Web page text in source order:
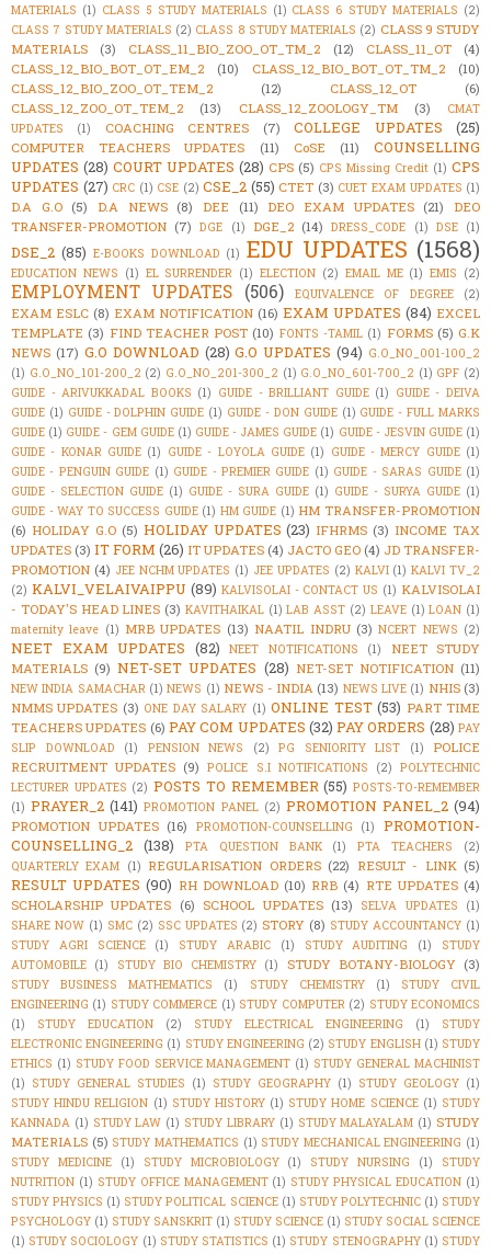
MATERIALS (1) CLASS 5 STUDY MATERIALS (1) CLASS 6 STUDY MATERIALS (2)
CLASS 7 STUDY MATERIALS (2) CLASS 8 STUDY MATERIALS (2) CLASS 9 STUDY
MATERIALS
(3) CLASS_11_BIO_ZOO_OT_TM_2 (12) CLASS_11_OT
(4)
CLASS_12_BIO_BOT_OT_EM_2
(10) CLASS_12_BIO_BOT_OT_TM_2
(10)
CLASS_12_BIO_ZOO_OT_TEM_2
(12) CLASS_12_OT
(6)
CLASS_12_ZOO_OT_TEM_2
(13) CLASS_12_ZOOLOGY_TM (3)
CMAT
UPDATES
(1) COACHING CENTRES (7) COLLEGE UPDATES (25)
COMPUTER TEACHERS UPDATES (11) CoSE (11)
COUNSELLING
UPDATES (28) COURT UPDATES (28) CPS (5) CPS Missing Credit (1) CPS
UPDATES (27) CRC (1) CSE (2) CSE_2 (55) CTET (3) CUET EXAM UPDATES (1)
D.A G.O (5) D.A NEWS (8) DEE (11) DEO EXAM UPDATES (21)
DEO
TRANSFER-PROMOTION (7) DGE (1) DGE_2 (14) DRESS_CODE (1) DSE (1)
DSE_2 (85) E-BOOKS DOWNLOAD (1) EDU UPDATES (1568)
EDUCATION NEWS (1) EL SURRENDER (1) ELECTION (2) EMAIL ME (1) EMIS (2)
EMPLOYMENT UPDATES (506) EQUIVALENCE OF DEGREE (2)
EXAM ESLC (8) EXAM NOTIFICATION (16) EXAM UPDATES (84) EXCEL
TEMPLATE (3) FIND TEACHER POST (10) FONTS -TAMIL (1) FORMS (5) G.K
NEWS (17) G.O DOWNLOAD (28) G.O UPDATES (94) G.O_NO_001-100_2
(1) G.O_NO_101-200_2 (2) G.O_NO_201-300_2 (1) G.O_NO_601-700_2 (1) GPF (2)
GUIDE - ARIVUKKADAL BOOKS (1) GUIDE - BRILLIANT GUIDE (1) GUIDE - DEIVA
GUIDE (1) GUIDE - DOLPHIN GUIDE (1) GUIDE - DON GUIDE (1) GUIDE - FULL MARKS
GUIDE (1) GUIDE - GEM GUIDE (1) GUIDE - JAMES GUIDE (1) GUIDE - JESVIN GUIDE (1)
GUIDE - KONAR GUIDE (1) GUIDE - LOYOLA GUIDE (1) GUIDE - MERCY GUIDE (1)
GUIDE - PENGUIN GUIDE (1) GUIDE - PREMIER GUIDE (1) GUIDE - SARAS GUIDE (1)
GUIDE - SELECTION GUIDE (1) GUIDE - SURA GUIDE (1) GUIDE - SURYA GUIDE (1)
GUIDE - WAY TO SUCCESS GUIDE (1) HM GUIDE (1) HM TRANSFER-PROMOTION
(6) HOLIDAY G.O (5) HOLIDAY UPDATES (23) IFHRMS (3) INCOME TAX
UPDATES (3) IT FORM (26) IT UPDATES (4) JACTO GEO (4) JD TRANSFER-
PROMOTION (4) JEE NCHM UPDATES (1) JEE UPDATES (2) KALVI (1) KALVI TV_2
(2) KALVI_VELAIVAIPPU (89) KALVISOLAI - CONTACT US (1) KALVISOLAI
- TODAY'S HEAD LINES (3) KAVITHAIKAL (1) LAB ASST (2) LEAVE (1) LOAN (1)
maternity leave (1) MRB UPDATES (13) NAATIL INDRU (3) NCERT NEWS (2)
NEET EXAM UPDATES (82) NEET NOTIFICATIONS (1)
NEET STUDY
MATERIALS (9) NET-SET UPDATES (28) NET-SET NOTIFICATION (11)
NEW INDIA SAMACHAR (1) NEWS (1) NEWS - INDIA (13) NEWS LIVE (1) NHIS (3)
NMMS UPDATES (3) ONE DAY SALARY (1) ONLINE TEST (53) PART TIME
TEACHERS UPDATES (6) PAY COM UPDATES (32) PAY ORDERS (28) PAY
SLIP DOWNLOAD
(1) PENSION NEWS (2) PG SENIORITY LIST (1)
POLICE
RECRUITMENT UPDATES (9) POLICE S.I NOTIFICATIONS (2) POLYTECHNIC
LECTURER UPDATES (2) POSTS TO REMEMBER (55) POSTS-TO-REMEMBER
(1) PRAYER_2 (141) PROMOTION PANEL (2) PROMOTION PANEL_2 (94)
PROMOTION UPDATES (16) PROMOTION-COUNSELLING (1)
PROMOTION-
COUNSELLING_2 (138) PTA QUESTION BANK (1) PTA TEACHERS
(2)
QUARTERLY EXAM (1) REGULARISATION ORDERS (22) RESULT - LINK (5)
RESULT UPDATES (90) RH DOWNLOAD (10) RRB (4) RTE UPDATES (4)
SCHOLARSHIP UPDATES (6) SCHOOL UPDATES (13) SELVA UPDATES
(1)
SHARE NOW (1) SMC (2) SSC UPDATES (2) STORY (8) STUDY ACCOUNTANCY (1)
STUDY AGRI SCIENCE
(1) STUDY ARABIC (1) STUDY AUDITING (1)
STUDY
AUTOMOBILE (1) STUDY BIO CHEMISTRY (1) STUDY BOTANY-BIOLOGY (3)
STUDY BUSINESS MATHEMATICS (1) STUDY CHEMISTRY (1)
STUDY CIVIL
ENGINEERING (1) STUDY COMMERCE (1) STUDY COMPUTER (2) STUDY ECONOMICS
(1)
STUDY EDUCATION (2) STUDY ELECTRICAL ENGINEERING (1)
STUDY
ELECTRONIC ENGINEERING (1) STUDY ENGINEERING (2) STUDY ENGLISH (1) STUDY
ETHICS (1) STUDY FOOD SERVICE MANAGEMENT (1) STUDY GENERAL MACHINIST
(1) STUDY GENERAL STUDIES (1) STUDY GEOGRAPHY (1) STUDY GEOLOGY (1)
STUDY HINDU RELIGION (1) STUDY HISTORY (1) STUDY HOME SCIENCE (1) STUDY
KANNADA (1) STUDY LAW (1) STUDY LIBRARY (1) STUDY MALAYALAM (1) STUDY
MATERIALS (5) STUDY MATHEMATICS (1) STUDY MECHANICAL ENGINEERING (1)
STUDY MEDICINE
(1) STUDY MICROBIOLOGY (1) STUDY NURSING (1)
STUDY
NUTRITION (1) STUDY OFFICE MANAGEMENT (1) STUDY PHYSICAL EDUCATION (1)
STUDY PHYSICS (1) STUDY POLITICAL SCIENCE (1) STUDY POLYTECHNIC (1) STUDY
PSYCHOLOGY (1) STUDY SANSKRIT (1) STUDY SCIENCE (1) STUDY SOCIAL SCIENCE
(1) STUDY SOCIOLOGY (1) STUDY STATISTICS (1) STUDY STENOGRAPHY (1) STUDY